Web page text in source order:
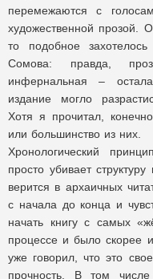
перемежаются с
художественной прозой.
то подобное
Сомова: правда,
инфернальная –
издание могло
Хотя я прочитал,
или большинство из них.
Хронологический
просто убивает
верится в архаичных
с начала до конца и
начать книгу с самых
процессе и было скорее
уже говорил, что это
прочность. В том